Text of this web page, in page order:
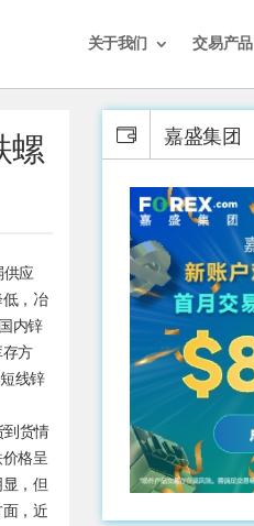
关于我们 交易产品
螺
供应
，冶
内锌
方
线锌
到货情
格呈
，但
，近
嘉盛集团